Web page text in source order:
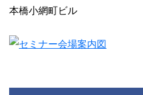
本橋小網町ビル